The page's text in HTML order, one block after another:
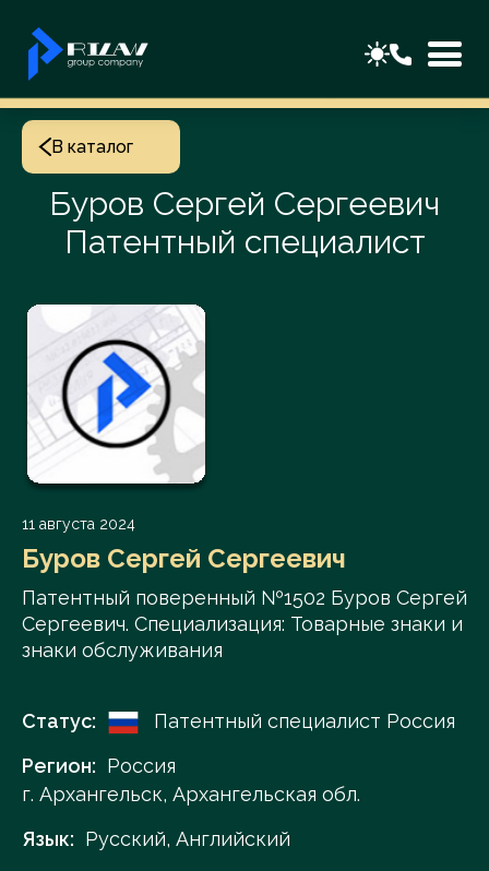
В каталог
Буров Сергей Сергеевич
Патентный специалист
11 августа 2024
Буров Сергей Сергеевич
Патентный поверенный №1502 Буров Сергей
Сергеевич. Специализация: Товарные знаки и
знаки обслуживания
Статус:
Патентный специалист Россия
Регион: Россия
г. Архангельск, Архангельская обл.
Язык: Русский, Английский